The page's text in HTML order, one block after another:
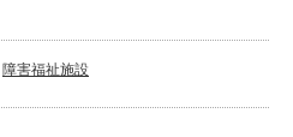
障害福祉施設